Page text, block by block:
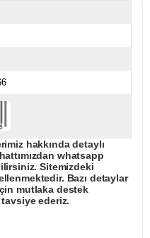
hakkında detaylı
whatsapp
Sitemizdeki
Bazı detaylar
mutlaka destek
ederiz.